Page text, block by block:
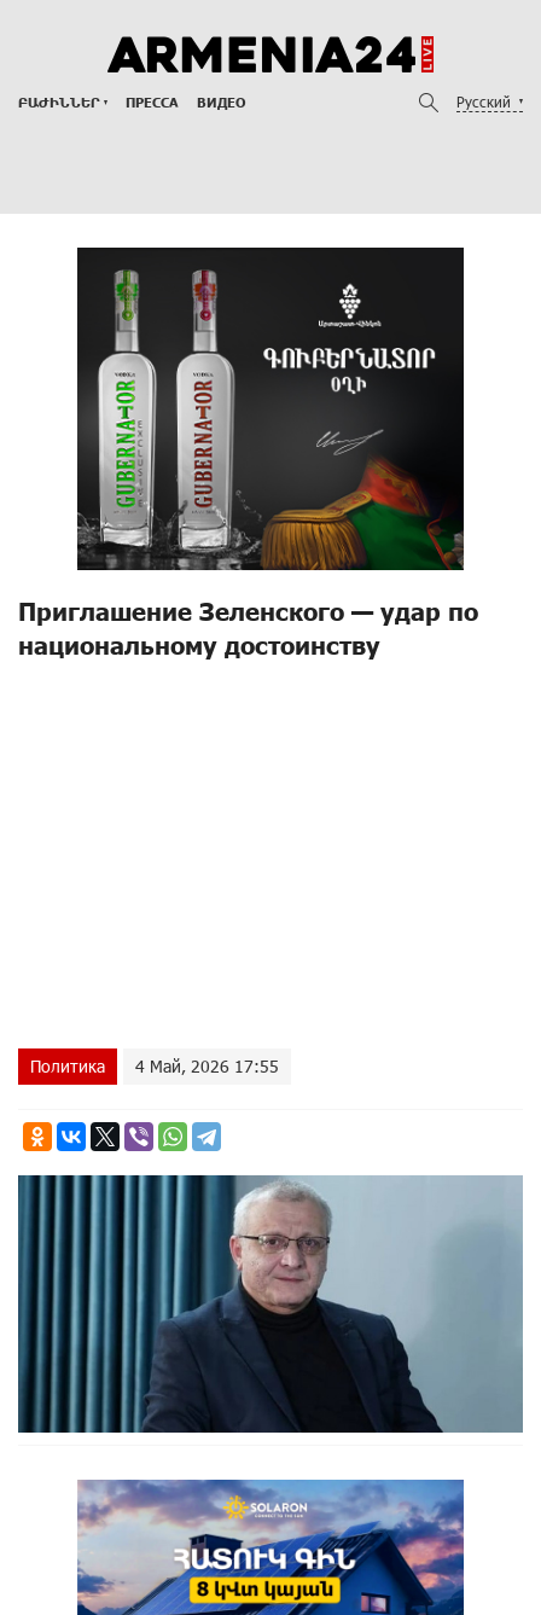
ԲԱԺԻՆՆԵՐ ПРЕССА ВИДЕО Русский
Приглашение Зеленского — удар по
национальному достоинству
Политика 4 Май, 2026 17:55